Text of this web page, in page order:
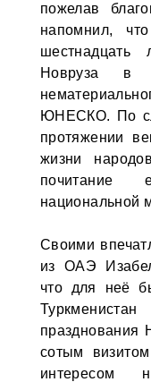
пожелав
напомнил,
Новруза в
ЮНЕСКО. По
протяжении
жизни
почитание
национальной
Своими
из ОАЭ
что для неё
празднования
сотым
интересом